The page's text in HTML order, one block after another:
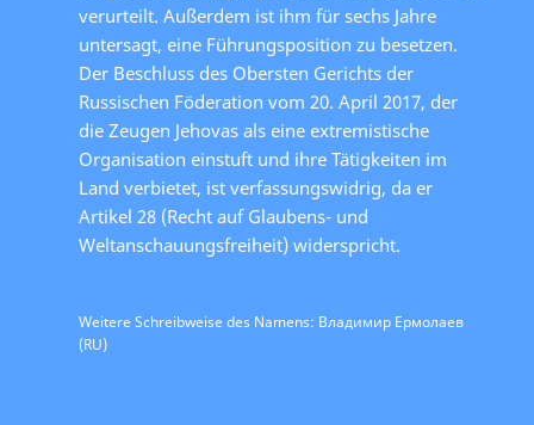
verurteilt. Außerdem ist ihm für sechs Jahre
untersagt, eine Führungsposition zu besetzen.
Der Beschluss des Obersten Gerichts der
Russischen Föderation vom 20. April 2017, der
die Zeugen Jehovas als eine extremistische
Organisation einstuft und ihre Tätigkeiten im
Land verbietet, ist verfassungswidrig, da er
Artikel 28 (Recht auf Glaubens- und
Weltanschauungsfreiheit) widerspricht.
Weitere Schreibweise des Namens: Владимир Ермолаев
(RU)